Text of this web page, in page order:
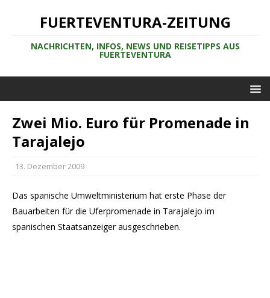
FUERTEVENTURA-ZEITUNG
NACHRICHTEN, INFOS, NEWS UND REISETIPPS AUS
FUERTEVENTURA
Zwei Mio. Euro für Promenade in
Tarajalejo
13. Dezember 2009
Das spanische Umweltministerium hat erste Phase der
Bauarbeiten für die Uferpromenade in Tarajalejo im
spanischen Staatsanzeiger ausgeschrieben.